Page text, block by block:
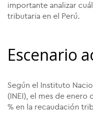
importante analizar
tributaria en el Perú.
Escenario
Según el Instituto
(INEI), el mes de enero
% en la recaudación